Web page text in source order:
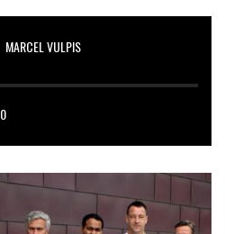
MARCEL VULPIS
0